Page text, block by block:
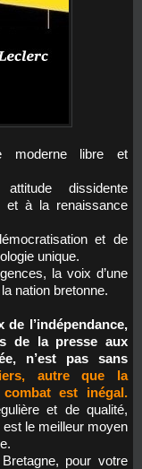
moderne libre et
dissidente
et à la renaissance
et de
unique.
la voix d’une
nation bretonne.
de l’indépendance,
de la presse aux
n’est pas sans
autre que la
est inégal.
et de qualité,
est le meilleur moyen
pour votre